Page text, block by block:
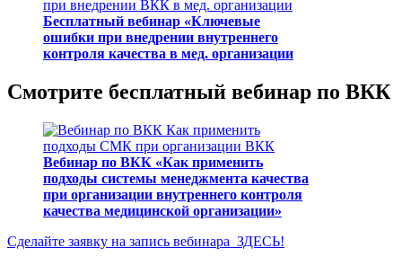
Бесплатный вебинар «Ключевые
ошибки при внедрении внутреннего
контроля качества в мед. организации
Смотрите бесплатный вебинар по ВКК
Вебинар по ВКК «Как применить
подходы системы менеджмента качества
при организации внутреннего контроля
качества медицинской организации»
Сделайте заявку на запись вебинара ЗДЕСЬ!